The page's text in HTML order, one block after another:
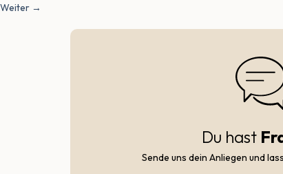
Weiter →
Du hast
Sende uns dein Anliegen und